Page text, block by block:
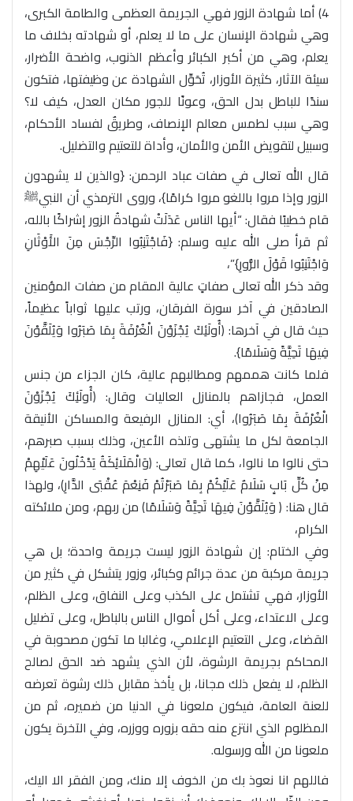
4) أما شهادة الزور فهي الجريمة العظمى والطامة الكبرى،
وهي شهادة الإنسان على ما لا يعلم، أو شهادته بخلاف ما
يعلم، وهي من أكبر الكبائر وأعظم الذنوب، واضحة الأضرار،
سيئة الآثار، كثيرة الأوزار، تُحَوِّل الشهادة عن وظيفتها، فتكون
سندًا للباطل بدل الحق، وعونًا للجور مكان العدل، كيف لا؟
وهي سبب لطمس معالم الإنصاف، وطريقٌ لفساد الأحكام،
وسبيل لتقويض الأمن والأمان، وأداة للتعتيم والتضليل.
قال الله تعالى في صفات عباد الرحمن: {والذين لا يشهدون
الزور وإذا مروا باللغو مروا كرامًا}، وروى الترمذي أن النبيﷺ
قام خطيبًا فقال: “أيها الناس عَدَلَتْ شهادةُ الزور إشراكًا بالله،
ثم قرأ صلى الله عليه وسلم: {فَاجْتَنِبُوا الرِّجْسَ مِنَ الأَوْثَانِ
وَاجْتَنِبُوا قَوْلَ الزُّورِ}”،
وقد ذكر الله تعالى صفاتٍ عالية المقام من صفات المؤمنين
الصادقين في آخر سورة الفرقان، ورتب عليها ثواباً عظيماً،
حيث قال في آخرها: ﴿أُولَئِكَ يُجْزَوْنَ الْغُرْفَةَ بِمَا صَبَرُوا وَيُلَقَّوْنَ
فِيهَا تَحِيَّةً وَسَلَامًا}.
فلما كانت هممهم ومطالبهم عالية، كان الجزاء من جنس
العمل، فجازاهم بالمنازل العاليات وقال: ﴿أُولَئِكَ يُجْزَوْنَ
الْغُرْفَةَ بِمَا صَبَرُوا﴾، أي: المنازل الرفيعة والمساكن الأنيقة
الجامعة لكل ما يشتهى وتلذه الأعين، وذلك بسبب صبرهم،
حتى نالوا ما نالوا، كما قال تعالى: ﴿وَالْمَلَائِكَةُ يَدْخُلُونَ عَلَيْهِمْ
مِنْ كُلِّ بَابٍ سَلَامٌ عَلَيْكُمْ بِمَا صَبَرْتُمْ فَنِعْمَ عُقْبَى الدَّارِ﴾، ولهذا
قال هنا: ﴿ وَيُلَقَّوْنَ فِيهَا تَحِيَّةً وَسَلَامًا﴾ من ربهم، ومن ملائكته
الكرام،
وفي الختام: إن شهادة الزور ليست جريمة واحدة؛ بل هي
جريمة مركبة من عدة جرائم وكبائر، وزور يتشكل في كثير من
الأوزار، فهي تشتمل على الكذب وعلى النفاق، وعلى الظلم،
وعلى الاعتداء، وعلى أكل أموال الناس بالباطل، وعلى تضليل
القضاء، وعلى التعتيم الإعلامي، وغالبا ما تكون مصحوبة في
المحاكم بجريمة الرشوة، لأن الذي يشهد ضد الحق لصالح
الظلم، لا يفعل ذلك مجانا، بل يأخذ مقابل ذلك رشوة تعرضه
للعنة العامة، فيكون ملعونا في الدنيا من ضميره، ثم من
المظلوم الذي انتزع منه حقه بزوره ووزره، وفي الآخرة يكون
ملعونا من الله ورسوله.
فاللهم انا نعوذ بك من الخوف إلا منك، ومن الفقر الا اليك،